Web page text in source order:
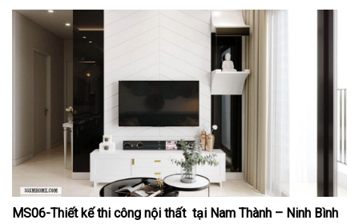
MS06-Thiết kế thi công nội thất  tại Nam Thành – Ninh Bình